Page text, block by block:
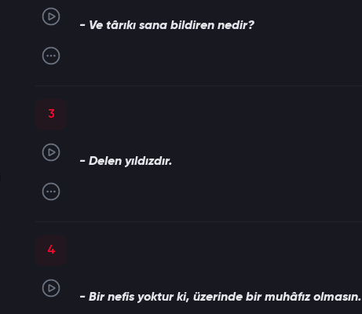
- Ve târıkı sana bildiren nedir?
3
- Delen yıldızdır.
4
- Bir nefis yoktur ki, üzerinde bir muhâfız olmasın.